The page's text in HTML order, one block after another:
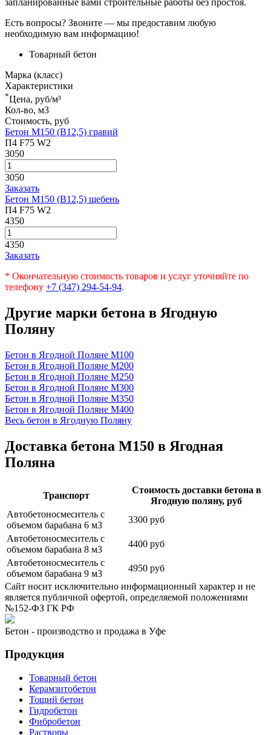
Есть вопросы? Звоните — мы предоставим любую
необходимую вам информацию!
Товарный бетон
Марка (класс)
Характеристики
*Цена, руб/м³
Кол-во, м3
Стоимость, руб
Бетон М150 (В12,5) гравий
П4 F75 W2
3050
3050
Заказать
Бетон М150 (В12,5) щебень
П4 F75 W2
4350
4350
Заказать
* Окончательную стоимость товаров и услуг уточняйте по
телефону +7 (347) 294-54-94.
Другие марки бетона в Ягодную
Поляну
Бетон в Ягодной Поляне М100
Бетон в Ягодной Поляне М200
Бетон в Ягодной Поляне М250
Бетон в Ягодной Поляне М300
Бетон в Ягодной Поляне М350
Бетон в Ягодной Поляне М400
Весь бетон в Ягодную Поляну
Доставка бетона М150 в Ягодная
Поляна
Транспорт
Стоимость доставки бетона в
Ягодную поляну, руб
Автобетоносмеситель с
объемом барабана 6 м3
3300 руб
Автобетоносмеситель с
объемом барабана 8 м3
4400 руб
Автобетоносмеситель с
объемом барабана 9 м3
4950 руб
Сайт носит исключительно информационный характер и не
является публичной офертой, определяемой положениями
№152-ФЗ ГК РФ
Бетон - производство и продажа в Уфе
Продукция
Товарный бетон
Керамзитобетон
Тощий бетон
Гидробетон
Фибробетон
Растворы